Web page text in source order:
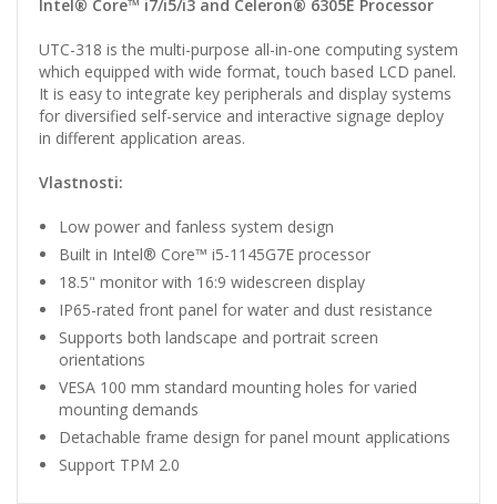
Intel® Core™ i7/i5/i3 and Celeron® 6305E Processor
UTC-318 is the multi-purpose all-in-one computing system
which equipped with wide format, touch based LCD panel.
It is easy to integrate key peripherals and display systems
for diversified self-service and interactive signage deploy
in different application areas.
Vlastnosti:
Low power and fanless system design
Built in Intel® Core™ i5-1145G7E processor
18.5" monitor with 16:9 widescreen display
IP65-rated front panel for water and dust resistance
Supports both landscape and portrait screen
orientations
VESA 100 mm standard mounting holes for varied
mounting demands
Detachable frame design for panel mount applications
Support TPM 2.0